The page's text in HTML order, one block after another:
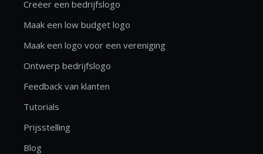
Creëer een bedrijfslogo
Maak een low budget logo
Maak een logo voor een vereniging
Ontwerp bedrijfslogo
Feedback van klanten
Tutorials
Prijsstelling
Blog